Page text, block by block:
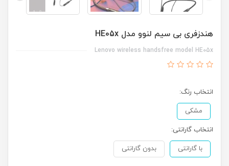
هندزفری بی سیم لنوو مدل HE05x
Lenovo wireless handsfree model HE05x
انتخاب رنگ:
مشکی
انتخاب گارانتی:
با گارانتی بدون گارانتی